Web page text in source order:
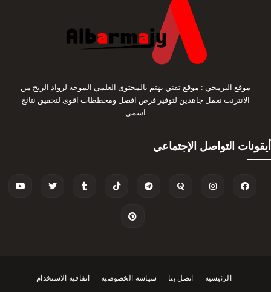
موقع البرمجي : موقع تقني يهتم بالمحتوى العلمي الموجه لرواد الربح من
الانترنت نعمل جاهدين لتوفير فرص افضل ومخططات اقوى لتحقيق نتائج
اسمى
أيقونات التواصل الإجتماعي
الرئيسية اتصل بنا سياسه الخصوصيه اتفاقية الاستخدام